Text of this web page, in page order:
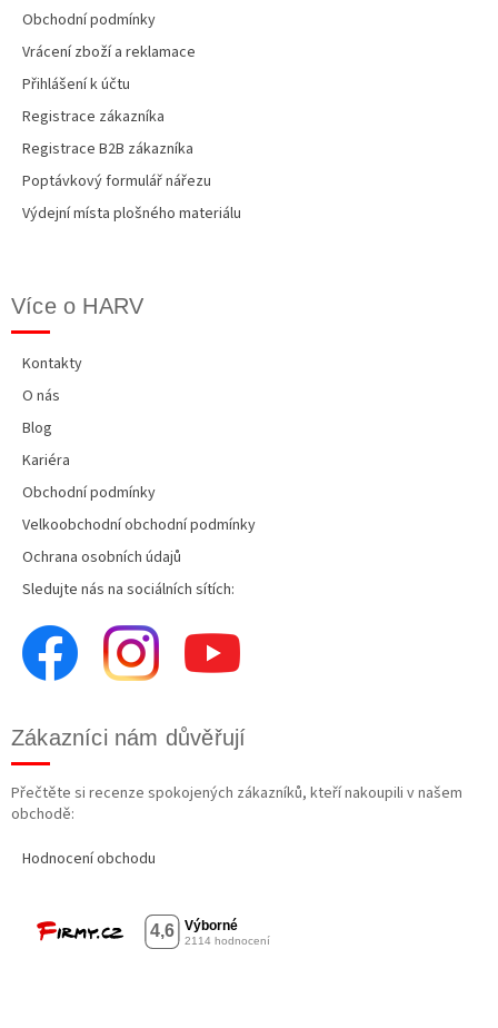
Obchodní podmínky
Vrácení zboží a reklamace
Přihlášení k účtu
Registrace zákazníka
Registrace B2B zákazníka
Poptávkový formulář nářezu
Výdejní místa plošného materiálu
Více o HARV
Kontakty
O nás
Blog
Kariéra
Obchodní podmínky
Velkoobchodní obchodní podmínky
Ochrana osobních údajů
Sledujte nás na sociálních sítích:
Zákazníci nám důvěřují
Přečtěte si recenze spokojených zákazníků, kteří nakoupili v našem
obchodě:
Hodnocení obchodu